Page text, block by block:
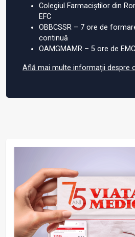
Colegiul Farmaciștilor din
EFC
OBBCSSR – 7 ore de
continuă
OAMGMAMR – 5 ore de EMC
Află mai multe informații despre